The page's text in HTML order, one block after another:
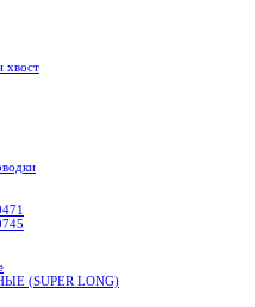
хвост
(SUPER LONG)